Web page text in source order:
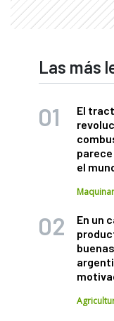
Las más
El
el
En un